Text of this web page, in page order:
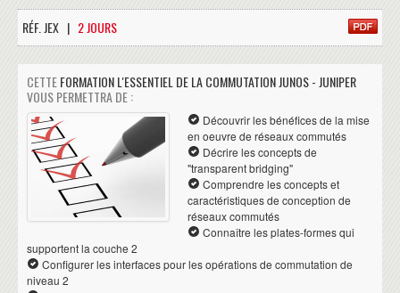
RÉF. JEX | 2 JOURS
CETTEFORMATION L'ESSENTIEL DE LA COMMUTATION JUNOS - JUNIPER
VOUS PERMETTRA DE :
Découvrir les bénéfices de la mise
en oeuvre de réseaux commutés
Décrire les concepts de
"transparent bridging"
Comprendre les concepts et
caractéristiques de conception de
réseaux commutés
Connaître les plates-formes qui
supportent la couche 2
Configurer les interfaces pour les opérations de commutation de
niveau 2